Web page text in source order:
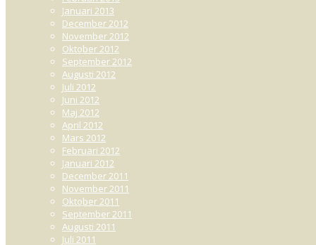
Januari 2013
December 2012
November 2012
Oktober 2012
September 2012
Augusti 2012
Juli 2012
Juni 2012
Maj 2012
April 2012
Mars 2012
Februari 2012
Januari 2012
December 2011
November 2011
Oktober 2011
September 2011
Augusti 2011
Juli 2011